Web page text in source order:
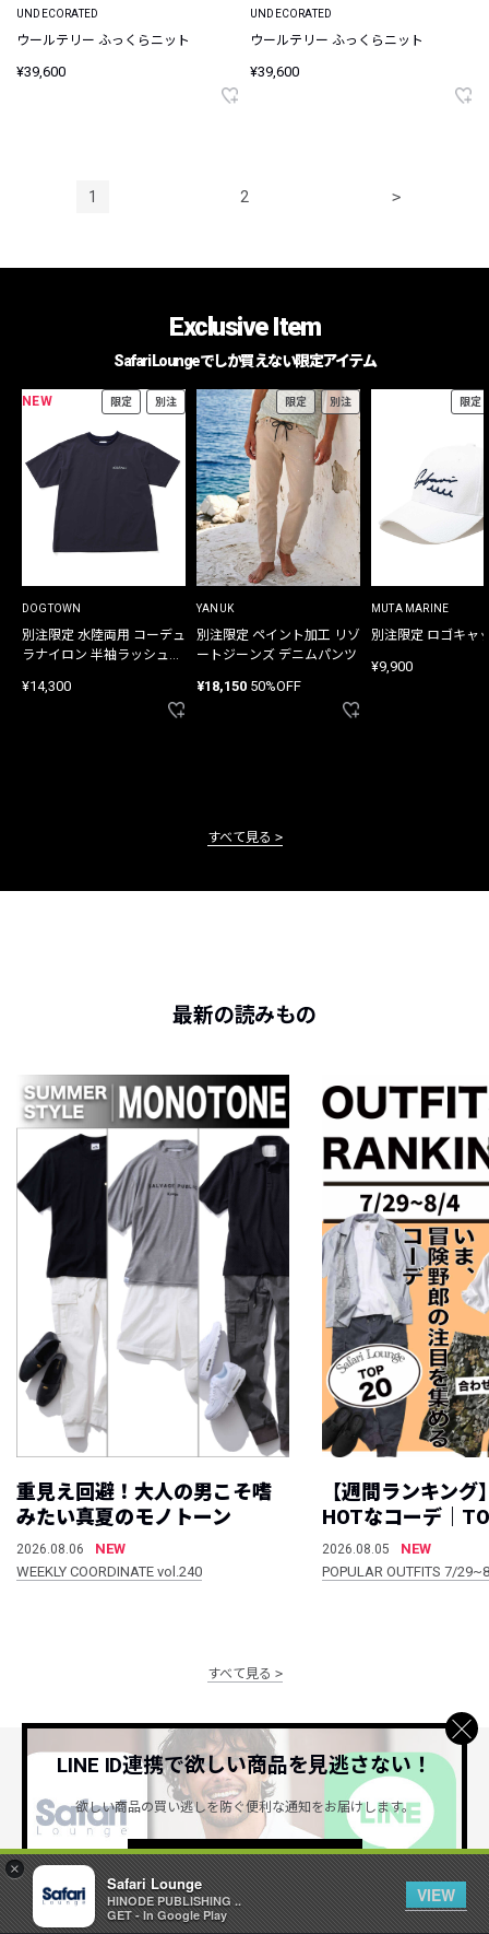
×
Safari Lounge
HINODE PUBLISHING ..
GET - In Google Play
VIEW
UNDECORATED
ウールテリー ふっくらニット
¥39,600
UNDECORATED
ウールテリー ふっくらニット
¥39,600
1 2 >
Exclusive Item
Safari Loungeでしか買えない限定アイテム
NEW 限定 別注
DOGTOWN
別注限定 水陸両用 コーデュ
ラナイロン 半袖ラッシュガ
¥14,300
限定 別注
YANUK
別注限定 ペイント加工 リゾ
ートジーンズ デニムパンツ
¥18,150 50%OFF
限定
MUTA MARINE
別注限定 ロゴキャ
¥9,900
すべて見る
最新の読みもの
重見え回避！大人の男こそ嗜
みたい真夏のモノトーン
2026.08.06
NEW
WEEKLY COORDINATE vol.240
【週間ランキング
HOTなコーデ｜
2026.08.05
NEW
POPULAR OUTFITS 7/
すべて見る
公式SNSアカウント
LINE ID連携で欲しい商品を見逃さない！
欲しい商品の買い逃しを防ぐ便利な通知をお届けします。
詳しくはこちら ＞